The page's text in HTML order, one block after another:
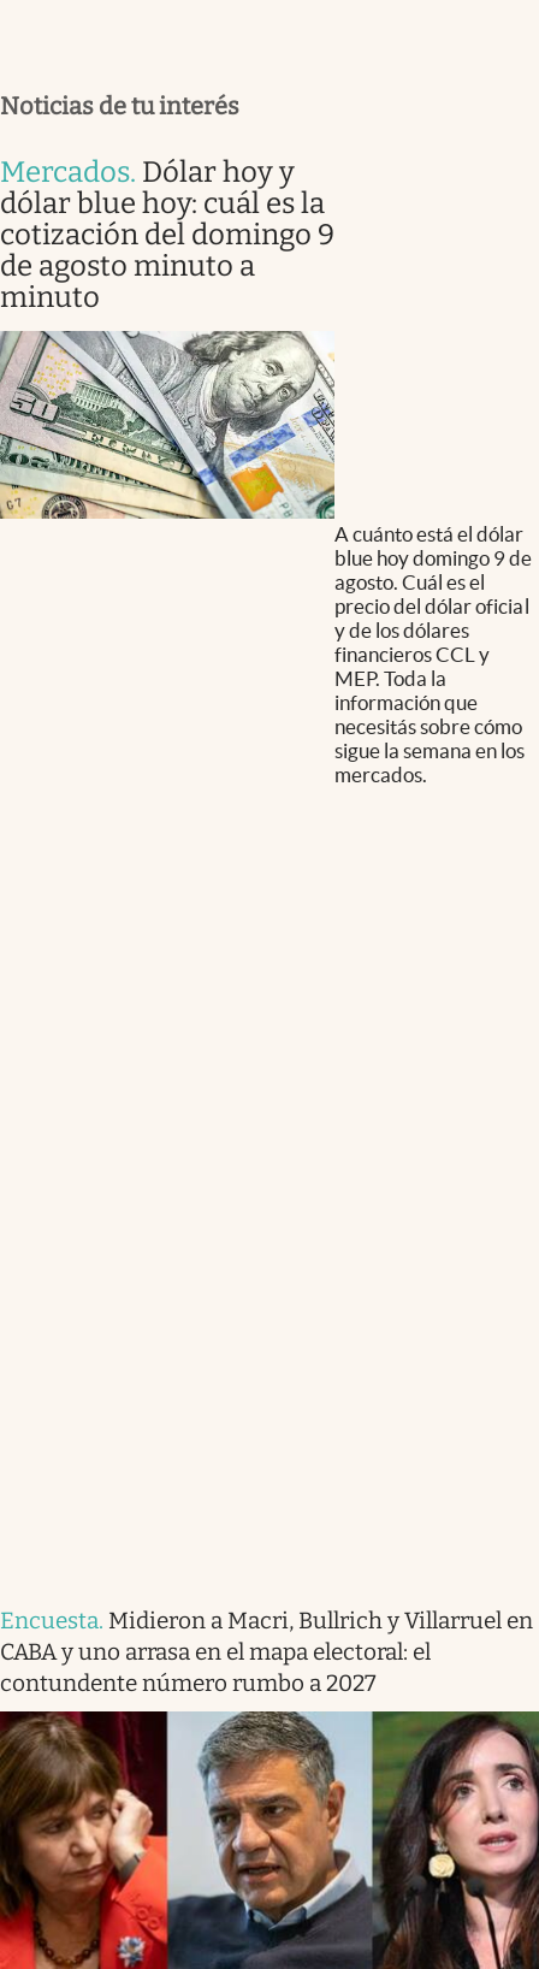
Noticias de tu interés
Mercados. Dólar hoy y
dólar blue hoy: cuál es la
cotización del domingo 9
de agosto minuto a
minuto
A cuánto está el dólar
blue hoy domingo 9 de
agosto. Cuál es el
precio del dólar oficial
y de los dólares
financieros CCL y
MEP. Toda la
información que
necesitás sobre cómo
sigue la semana en los
mercados.
Encuesta. Midieron a Macri, Bullrich y Villarruel en
CABA y uno arrasa en el mapa electoral: el
contundente número rumbo a 2027